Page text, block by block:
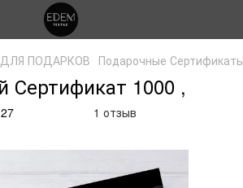
ПОДАРКОВ Подарочные
Сертификат 1000 ,
1 отзыв